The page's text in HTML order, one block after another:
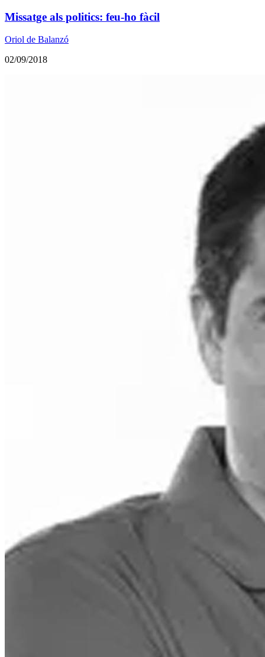
Missatge als politics: feu-ho fàcil
Oriol de Balanzó
02/09/2018